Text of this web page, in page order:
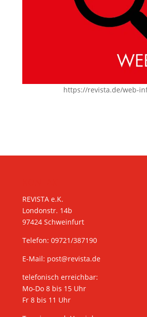
https://revista.de/web-
REVISTA e.K.
Londonstr. 14b
97424 Schweinfurt
Telefon: 09721/387190
E-Mail: post@revista.de
telefonisch erreichbar:
Mo-Do 8 bis 15 Uhr
Fr 8 bis 11 Uhr